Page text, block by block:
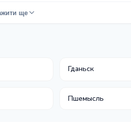
ще
Гданьск
Пшемысль